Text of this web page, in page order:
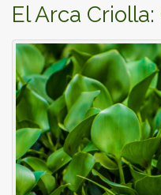
El Arca